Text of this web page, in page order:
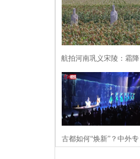
航拍河南巩义宋陵：霜降
时节高粱红
古都如何“焕新”？中外专